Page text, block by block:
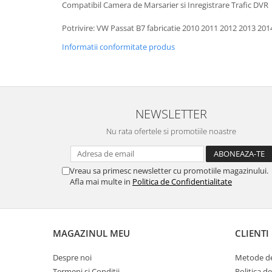
Compatibil Camera de Marsarier si Inregistrare Trafic DVR
Potrivire: VW Passat B7 fabricatie 2010 2011 2012 2013
Informatii conformitate produs
NEWSLETTER
Nu rata ofertele si promotiile noastre
Vreau sa primesc newsletter cu promotiile magazinului.
Afla mai multe in Politica de Confidentialitate
MAGAZINUL MEU
Despre noi
CLIENTI
Metode